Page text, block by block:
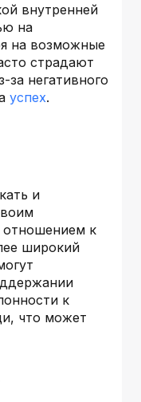
внутренней
на
на возможные
страдают
за негативного
успех.
и
к
широкий
к
что может